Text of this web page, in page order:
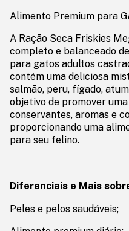
Alimento Premium para
A Ração Seca Friskies
completo e balanceado
para gatos adultos
contém uma deliciosa
salmão, peru, fígado,
objetivo de promover
conservantes, aromas e
proporcionando uma
para seu felino.
Diferenciais e Mais
Peles e pelos saudáveis;